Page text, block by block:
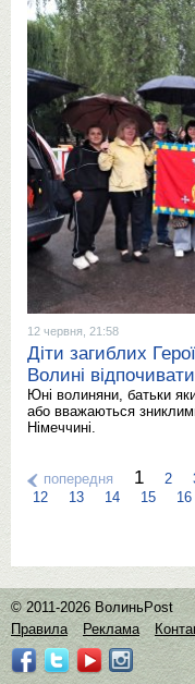
12 червня, 21:58
Діти загиблих
Волині
Юні волиняни, батьки
або вважаються
Німеччині.
попередня 1 2
12
13 14 15 16
© 2011-2026 ВолиньPost
Правила
Реклама